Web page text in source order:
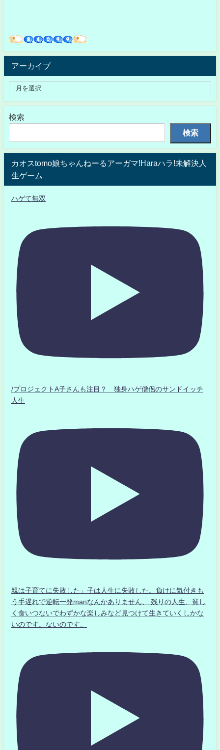
アーカイブ
検索
検索
カオスtomo娘ちゃんねーるアーガマ!Haraハラ!未解決人
生ゲーム
ハゲて無双
/プロジェクトA子さんも注目？ 独身ハゲ僧侶のサンドイッチ
人生
親は子育てに失敗した」子は人生に失敗した。負けに気付きも
う手遅れで逆転一発manなんかありません、 残りの人生、貧し
く食いつないでわずかな楽しみなど見つけて生きていくしかな
いのです。ないのです。